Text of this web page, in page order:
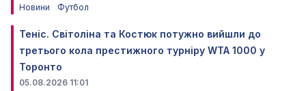
Новини
Футбол
Теніс. Світоліна та Костюк потужно вийшли до
третього кола престижного турніру WTA 1000 у
Торонто
05.08.2026 11:01